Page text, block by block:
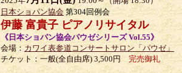
日本ショパン協会 第304回例会
伊藤 富貴子 ピアノリサイタル
《日本ショパン協会パウゼシリーズ Vol.55》
会場： カワイ表参道コンサートサロン「パウゼ」
チケット：一般(全自由席) 3,500円 完売御礼